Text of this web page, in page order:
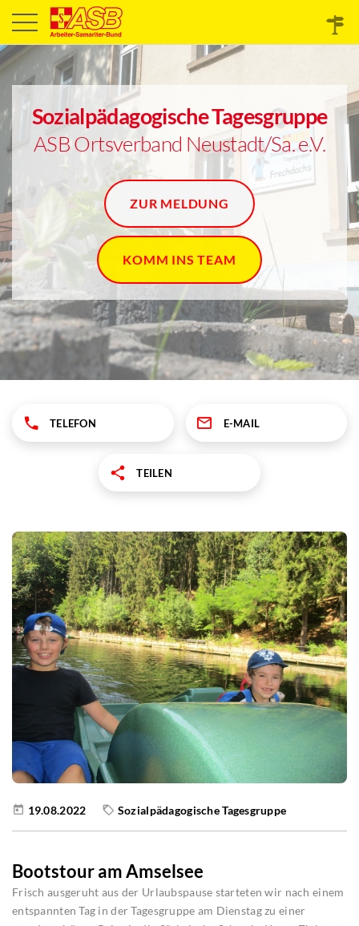
Sozialpädagogische Tagesgruppe
ASB Ortsverband Neustadt/Sa. e.V.
ZUR MELDUNG
KOMM INS TEAM
TELEFON E-MAIL
TEILEN
19.08.2022 Sozialpädagogische Tagesgruppe
Bootstour am Amselsee
Frisch ausgeruht aus der Urlaubspause starteten wir nach einem
entspannten Tag in der Tagesgruppe am Dienstag zu einer